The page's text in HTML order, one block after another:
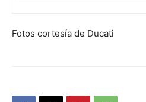
Fotos cortesía de Ducati